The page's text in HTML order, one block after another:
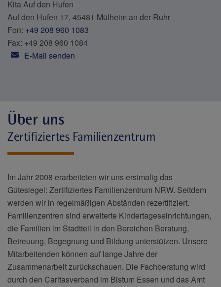
Kita Auf den Hufen
Auf den Hufen 17, 45481 Mülheim an der Ruhr
Fon: +49 208 960 1083
Fax: +49 208 960 1084
E-Mail senden
Über uns
Zertifiziertes Familienzentrum
Im Jahr 2008 erarbeiteten wir uns erstmalig das
Gütesiegel: Zertifiziertes Familienzentrum NRW. Seitdem
werden wir in regelmäßigen Abständen rezertifiziert.
Familienzentren sind erweiterte Kindertageseinrichtungen,
die Familien im Stadtteil in den Bereichen Beratung,
Betreuung, Begegnung und Bildung unterstützen. Unsere
Mitarbeitenden können auf lange Jahre der
Zusammenarbeit zurückschauen. Die Fachberatung wird
durch den Caritasverband im Bistum Essen und das Amt